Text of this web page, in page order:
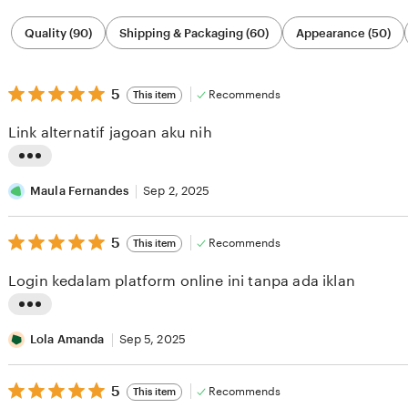
Filter
by
category
Quality (90) Shipping & Packaging (60) Appearance (50)
5
out
5
stars
5 This item Recommends
i
s
t
n
r
e
v
Link alternatif jagoan aku nih
Maula Fernandes Sep 2, 2025
5
out
5
stars
5 This item Recommends
i
s
t
Login kedalam platform online ini tanpa ada iklan
Lola Amanda Sep 5, 2025
5
out
5 This item Recommends